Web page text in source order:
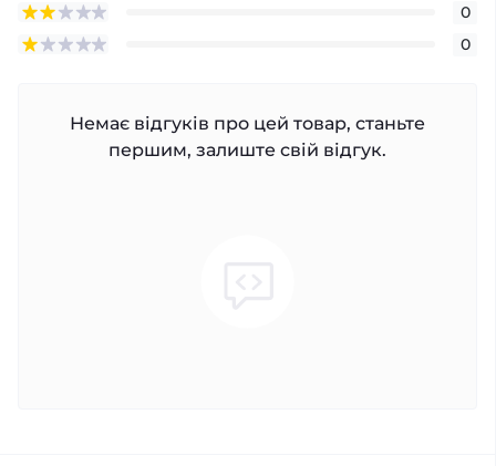
0
0
Немає відгуків про цей товар, станьте
першим, залиште свій відгук.